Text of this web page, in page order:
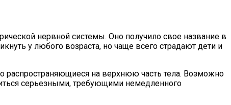
нервной системы. Оно получило свое название в
у любого возраста, но чаще всего страдают дети и
распространяющиеся на верхнюю часть тела. Возможно
серьезными, требующими немедленного